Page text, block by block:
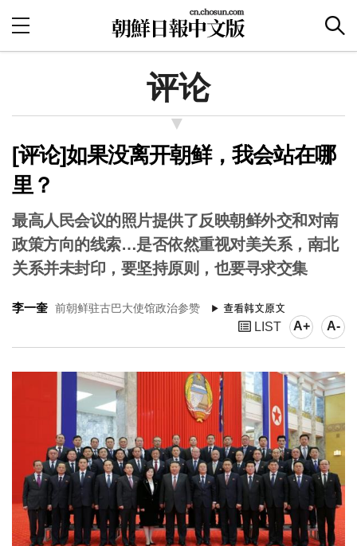
评论
[评论]如果没离开朝鲜，我会站在哪
里？
最高人民会议的照片提供了反映朝鲜外交和对南
政策方向的线索…是否依然重视对美关系，南北
关系并未封印，要坚持原则，也要寻求交集
李一奎 前朝鲜驻古巴大使馆政治参赞
LIST A+ A-